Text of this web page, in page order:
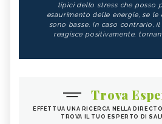
tipici dello stress che posso
esaurimento delle energie, se le
sono basse. In caso contrario,
reagisce positivamente,
Trova
EFFETTUA UNA RICERCA NELLA
TROVA IL TUO ESPERTO DI